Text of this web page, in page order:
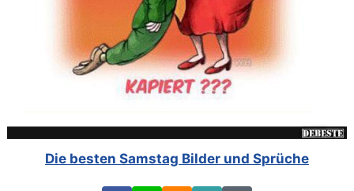
Die besten Samstag Bilder und Sprüche